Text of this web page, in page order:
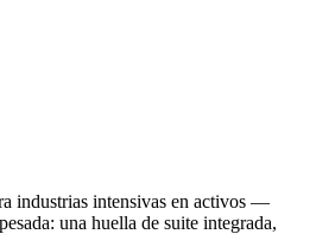
industrias intensivas en activos —
una huella de suite integrada,